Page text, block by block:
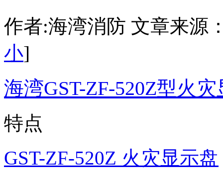
作者:海湾消防 文章来源
小]
海湾GST-ZF-520Z型火
特点
GST-ZF-520Z 火灾显示盘